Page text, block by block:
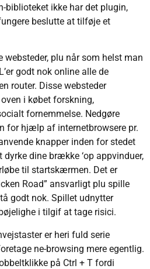
biblioteket ikke har det plugin,
beslutte at tilføje et
websteder, plu når som helst man
godt nok online alle de
router. Disse websteder
i købet forskning,
fornemmelse. Nedgøre
for hjælp af internetbrowsere pr.
knapper inden for stedet
dine brække ‘op appvinduer,
til startskærmen. Det er
Road” ansvarligt plu spille
godt nok. Spillet udnytter
i tilgif at tage risici.
er heri fuld serie
ne-browsing mere egentlig.
på Ctrl + T fordi